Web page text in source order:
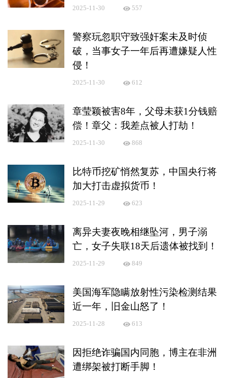
2025-11-30 557
警察玩忽职守致强奸案未及时侦
破，当事女子一年后再遭嫌疑人性
侵！
2025-11-30 612
章莹颖被害8年，父母未获1分钱赔
偿！章父：我差点被人打劫！
2025-11-30 868
比特币挖矿悄然复苏，中国央行将
加大打击虚拟货币！
2025-11-29 623
离异夫妻夜晚相继坠河，男子溺
亡，女子失联18天后遗体被找到！
2025-11-29 849
美国海军隐瞒放射性污染检测结果
近一年，旧金山怒了！
2025-11-28 613
因拒绝诈骗国内同胞，博主在非洲
遭绑架被打断手脚！